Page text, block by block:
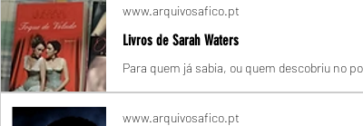
www.arquivosafico.pt
Livros de Sarah Waters
www.arquivosafico.pt